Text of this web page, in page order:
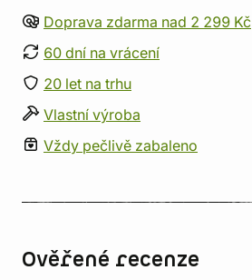
Doprava zdarma nad 2 299 Kč
60 dní na vrácení
20 let na trhu
Vlastní výroba
Vždy pečlivě zabaleno
Ověřené recenze